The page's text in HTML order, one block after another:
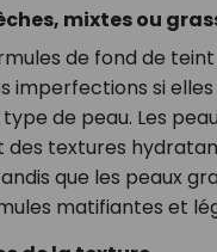
mixtes ou
de fond de
imperfections si
de peau. Les
des textures
que les peaux
matifiantes et